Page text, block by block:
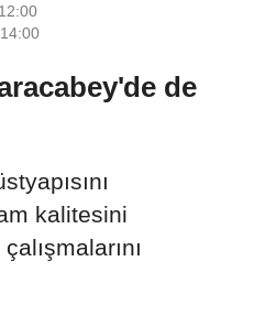
de
kalitesini